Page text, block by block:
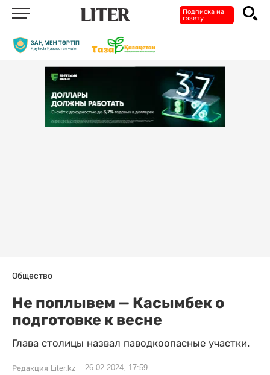
Подписка на
газету
Общество
Не поплывем — Касымбек о
подготовке к весне
Глава столицы назвал паводкоопасные участки.
Редакция Liter.kz 26.02.2024, 17:59